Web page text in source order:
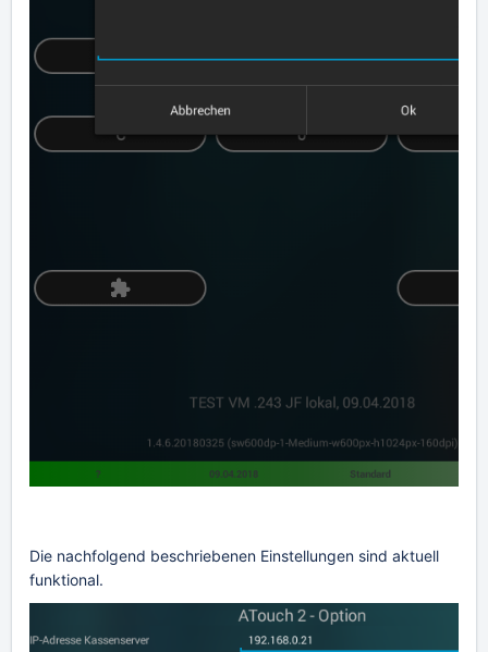
Die nachfolgend beschriebenen Einstellungen sind aktuell
funktional.